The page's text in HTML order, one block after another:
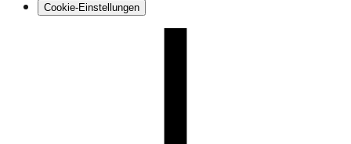
Cookie-Einstellungen